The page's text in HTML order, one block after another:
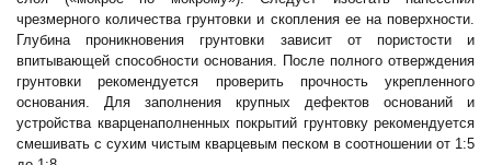
чрезмерного количества грунтовки и скопления ее на поверхности.
Глубина проникновения грунтовки зависит от пористости и
впитывающей способности основания. После полного отверждения
грунтовки рекомендуется проверить прочность укрепленного
основания. Для заполнения крупных дефектов оснований и
устройства кварценаполненных покрытий грунтовку рекомендуется
смешивать с сухим чистым кварцевым песком в соотношении от 1:5